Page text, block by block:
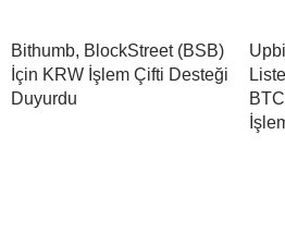
Bithumb, BlockStreet (BSB)
İçin KRW İşlem Çifti Desteği
Duyurdu